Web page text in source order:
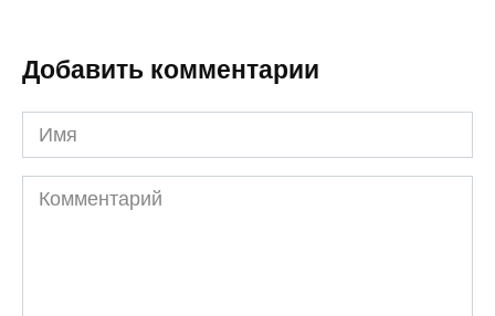
Добавить комментарии
Имя
Комментарий